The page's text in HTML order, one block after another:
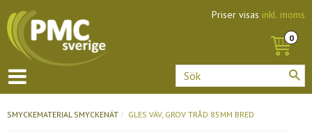
Priser visas inkl. moms
SMYCKEMATERIAL SMYCKENÄT GLES VÄV, GROV TRÅD 85MM BRED